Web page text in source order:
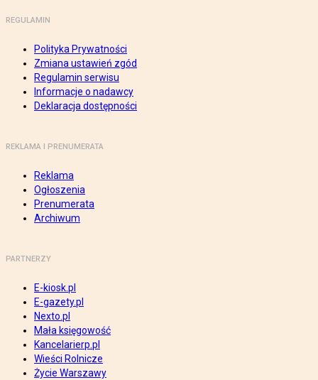
REGULAMIN
Polityka Prywatności
Zmiana ustawień zgód
Regulamin serwisu
Informacje o nadawcy
Deklaracja dostępności
REKLAMA I PRENUMERATA
Reklama
Ogłoszenia
Prenumerata
Archiwum
PARTNERZY
E-kiosk.pl
E-gazety.pl
Nexto.pl
Mała księgowość
Kancelarierp.pl
Wieści Rolnicze
Życie Warszawy